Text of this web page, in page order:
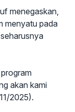
menegaskan,
menyatu pada
akan kami
2025).